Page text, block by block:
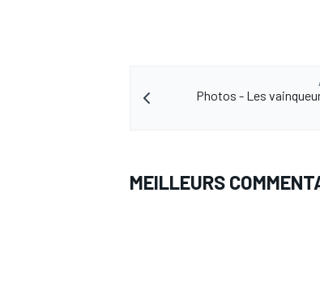
Photos - Les
MEILLEURS